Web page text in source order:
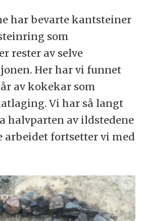
har bevarte kantsteiner
som
rester av selve
Her har vi funnet
av kokekar som
Vi har så langt
halvparten av ildstedene
arbeidet fortsetter vi med